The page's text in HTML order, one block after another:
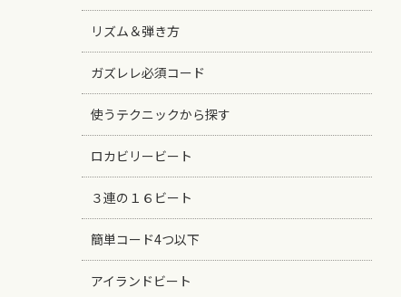
リズム＆弾き方
ガズレレ必須コード
使うテクニックから探す
ロカビリービート
３連の１６ビート
簡単コード4つ以下
アイランドビート